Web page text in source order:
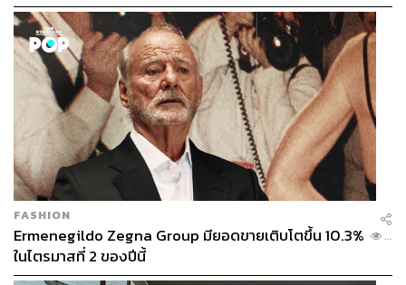
FASHION
Ermenegildo Zegna Group มียอดขายเติบโตขึ้น 10.3%
ในไตรมาสที่ 2 ของปีนี้
...